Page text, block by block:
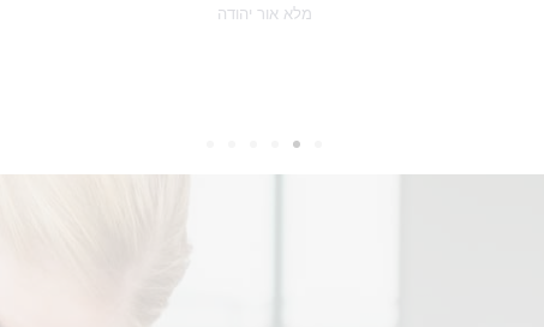
מלא אור יהודה